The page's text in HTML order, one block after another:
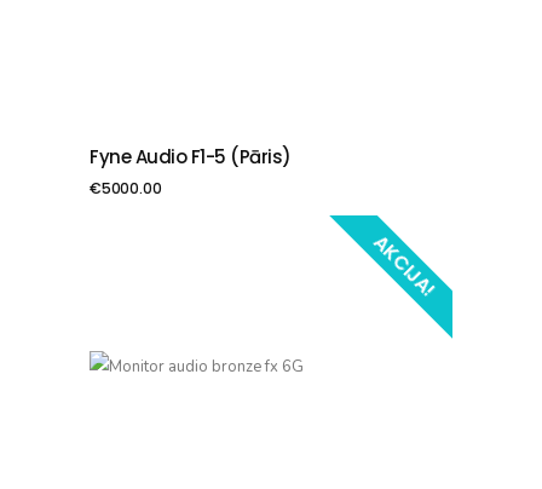
PIEVIENOT GROZAM
Fyne Audio F1-5 (pāris)
€5000.00
AKCIJA!